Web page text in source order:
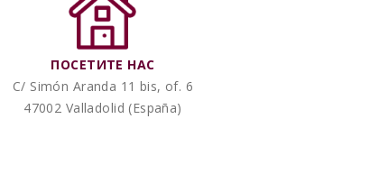
ПОСЕТИТЕ HAC
C/ Simón Aranda 11 bis, of. 6
47002 Valladolid (España)